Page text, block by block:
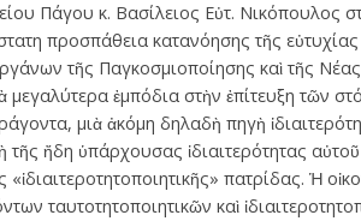
Πάγου κ. Βασίλειος Εὐτ. Νικόπουλος
προσπάθεια κατανόησης τῆς
τῆς Παγκοσμιοποίησης καὶ τῆς
μεγαλύτερα ἐμπόδια στὴν ἐπίτευξη τῶν
μιὰ ἀκόμη δηλαδὴ πηγὴ
ἤδη ὑπάρχουσας ἰδιαιτερότητας
«ἰδιαιτεροτητοποιητικῆς» πατρίδας. Ἡ
ταυτοτητοποιητικῶν καὶ